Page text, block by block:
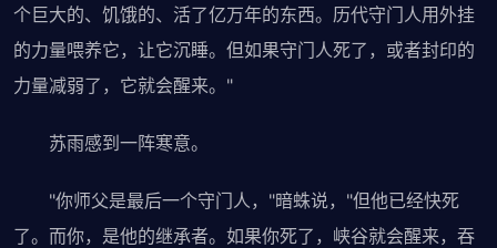
个巨大的、饥饿的、活了亿万年的东西。历代守门人用外挂
的力量喂养它，让它沉睡。但如果守门人死了，或者封印的
力量减弱了，它就会醒来。"
苏雨感到一阵寒意。
"你师父是最后一个守门人，"暗蛛说，"但他已经快死
了。而你，是他的继承者。如果你死了，峡谷就会醒来，吞